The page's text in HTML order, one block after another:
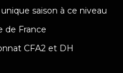
saison à ce niveau
de France
CFA2 et DH